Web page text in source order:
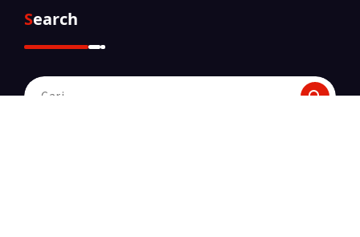
Search
Pencarian